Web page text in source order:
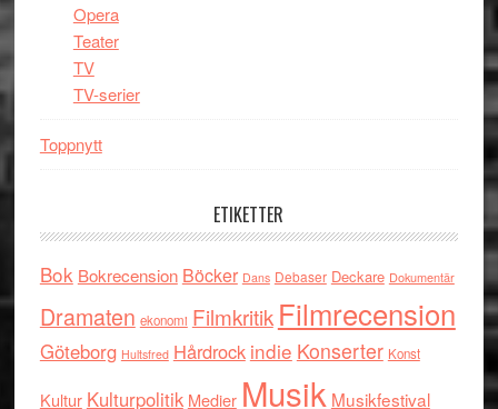
Opera
Teater
TV
TV-serier
Toppnytt
ETIKETTER
Bok Bokrecension Böcker Dans Debaser Deckare Dokumentär
Dramaten ekonomi Filmkritik Filmrecension
Göteborg Hultsfred Hårdrock indie Konserter Konst
Kultur Kulturpolitik Medier Musik Musikfestival